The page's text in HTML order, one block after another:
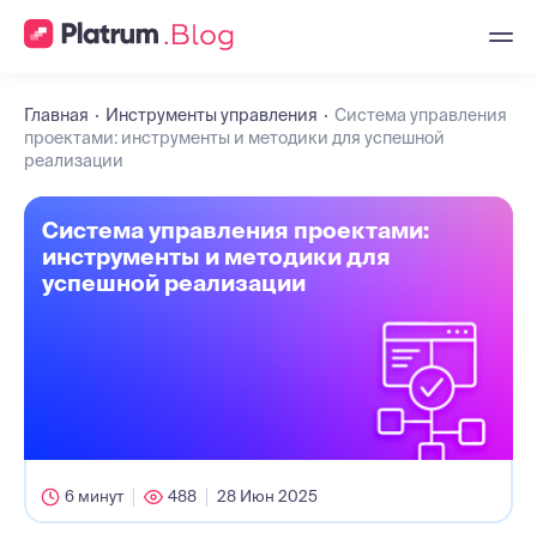
Главная Инструменты управления
Система управления
проектами: инструменты и методики для успешной
реализации
Система управления проектами:
инструменты и методики для
успешной реализации
6 минут 488 28 Июн 2025